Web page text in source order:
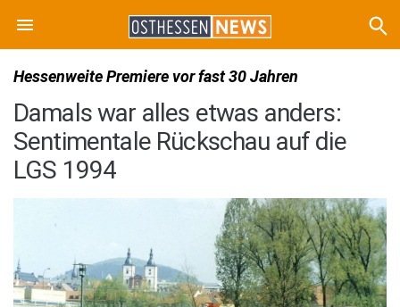
Hessenweite Premiere vor fast 30 Jahren
Damals war alles etwas anders:
Sentimentale Rückschau auf die
LGS 1994